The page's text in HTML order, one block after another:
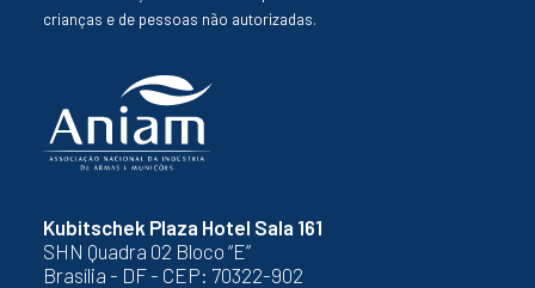
Kubitschek Plaza Hotel Sala 161
SHN Quadra 02 Bloco “E”
Brasília - DF - CEP: 70322-902
crianças e de pessoas não autorizadas.